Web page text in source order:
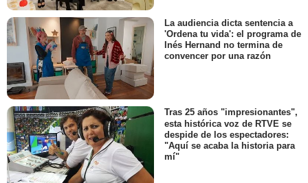
La audiencia dicta sentencia a
'Ordena tu vida': el programa de
Inés Hernand no termina de
convencer por una razón
Tras 25 años "impresionantes",
esta histórica voz de RTVE se
despide de los espectadores:
"Aquí se acaba la historia para
mí"